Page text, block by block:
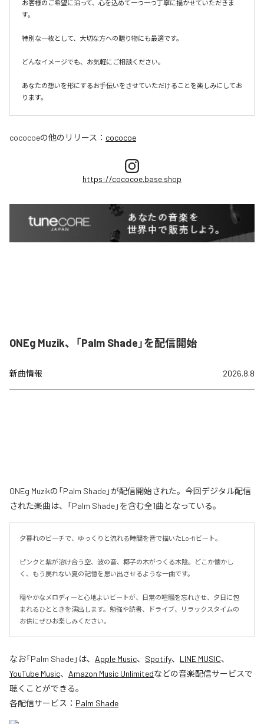
お客様のご希望に沿って、心を込めて一つ一つ丁寧に描かせていただきま
す。
特別な一枚として、大切な方への贈り物にも最適です。
どんなイメージでも、お気軽にご相談ください。
あなたの想いを形にするお手伝いをさせていただけることを楽しみにしてお
ります。
cococoeの他のリリース： cococoe
https://cococoe.base.shop
ONEg Muzik、「Palm Shade」を配信開始
新曲情報 2026.8.8
ONEg Muzikの「Palm Shade」が配信開始された。今回デジタル配信
された楽曲は、「Palm Shade」を含む全1曲となっている。
夕暮れのビーチで、ゆっくりと流れる時間を音で描いたLo-fiビート。
ピンクと紫が溶け合う空、波の音、椰子の木がつくる木陰。どこか懐かし
く、もう戻れない夏の記憶を思い出させるような一曲です。
穏やかなメロディーと心地よいビートが、日常の喧騒を忘れさせ、夕日に包
まれるひとときを演出します。勉強や読書、ドライブ、リラックスタイムの
お供にぜひお楽しみください。
なお「Palm Shade」は、 Apple Music、 Spotify、 LINE MUSIC、
YouTube Music、 Amazon Music Unlimitedなどの音楽配信サービスで
聴くことができる。
各配信サービス： Palm Shade